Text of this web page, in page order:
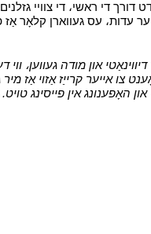
די ראשי، די צוויי
עדות، עס געווארן קלאָר אַז
און מודה געווען،
צו אייער קרייַז אַזוי אַז
האָפענונג אין פייסינג טויט.